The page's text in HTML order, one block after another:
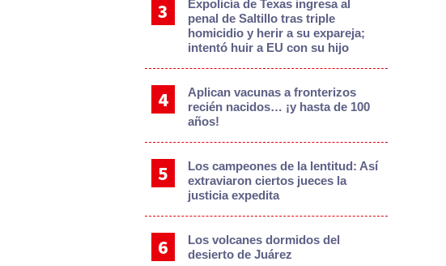
Expolicía de Texas ingresa al
penal de Saltillo tras triple
homicidio y herir a su expareja;
intentó huir a EU con su hijo
Aplican vacunas a fronterizos
recién nacidos… ¡y hasta de 100
años!
Los campeones de la lentitud: Así
extraviaron ciertos jueces la
justicia expedita
Los volcanes dormidos del
desierto de Juárez